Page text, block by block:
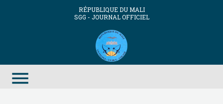
RÉPUBLIQUE DU MALI
SGG - JOURNAL OFFICIEL
menu